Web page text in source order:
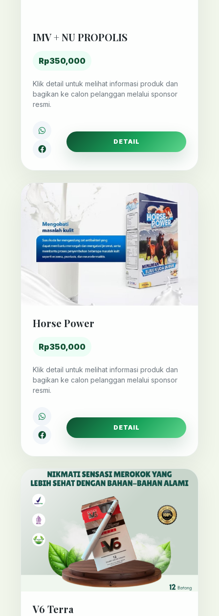
IMV + NU PROPOLIS
Rp350,000
Klik detail untuk melihat informasi produk dan
bagikan ke calon pelanggan melalui sponsor
resmi.
DETAIL
Horse Power
Rp350,000
Klik detail untuk melihat informasi produk dan
bagikan ke calon pelanggan melalui sponsor
resmi.
DETAIL
V6 Terra